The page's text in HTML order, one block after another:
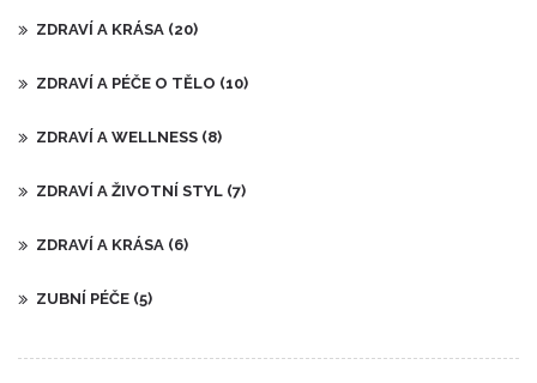
ZDRAVÍ A KRÁSA (20)
ZDRAVÍ A PÉČE O TĚLO (10)
ZDRAVÍ A WELLNESS (8)
ZDRAVÍ A ŽIVOTNÍ STYL (7)
ZDRAVÍ A KRÁSA (6)
ZUBNÍ PÉČE (5)